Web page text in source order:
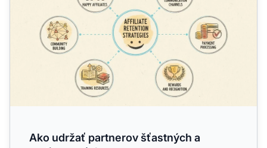
Ako udržať partnerov šťastných a